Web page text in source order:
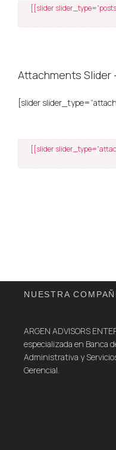
[[slider
Attachments Slider
[slider
[[slider
NUESTRA
ARGEN ADVISORS
especializada en Banca
Administrativa y
Gerencial.